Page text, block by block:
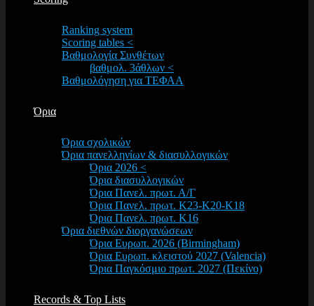
Ranking system
Scoring tables <
Βαθμολογία Συνθέτων
βαθμολ. 3άθλων <
Βαθμολόγηση για ΤΕΦΑΑ
Όρια
Όρια σχολικών
Όρια πανελληνίων & διασυλλογικών
Όρια 2026 <
Όρια διασυλλογικών
Όρια Πανελ. πρωτ. Α/Γ
Όρια Πανελ. πρωτ. Κ23-Κ20-Κ18
Όρια Πανελ. πρωτ. Κ16
Όρια διεθνών διοργανώσεων
Όρια Ευρωπ. 2026 (Birmingham)
Όρια Ευρωπ. κλειστού 2027 (Valencia)
Όρια Παγκόσμιο πρωτ. 2027 (Πεκίνο)
Records & Top Lists